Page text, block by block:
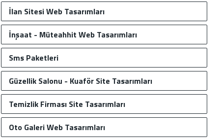
İlan Sitesi Web Tasarımları
İnşaat - Müteahhit Web Tasarımları
Sms Paketleri
Güzellik Salonu - Kuaför Site Tasarımları
Temizlik Firması Site Tasarımları
Oto Galeri Web Tasarımları